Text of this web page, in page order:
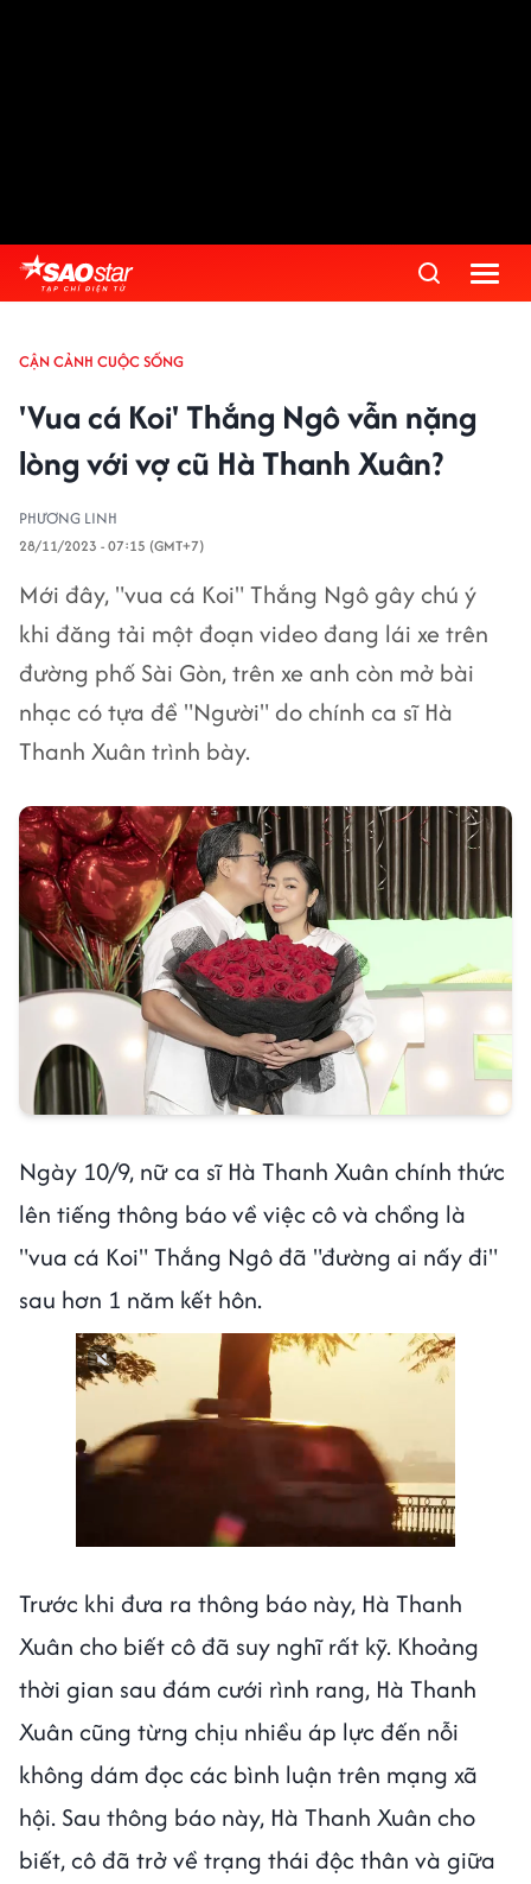
CẬN CẢNH CUỘC SỐNG
'Vua cá Koi' Thắng Ngô vẫn nặng
lòng với vợ cũ Hà Thanh Xuân?
PHƯƠNG LINH
28/11/2023 - 07:15 (GMT+7)
Mới đây, "vua cá Koi" Thắng Ngô gây chú ý
khi đăng tải một đoạn video đang lái xe trên
đường phố Sài Gòn, trên xe anh còn mở bài
nhạc có tựa đề "Người" do chính ca sĩ Hà
Thanh Xuân trình bày.
Ngày 10/9, nữ ca sĩ Hà Thanh Xuân chính thức
lên tiếng thông báo về việc cô và chồng là
"vua cá Koi" Thắng Ngô đã "đường ai nấy đi"
sau hơn 1 năm kết hôn.
Trước khi đưa ra thông báo này, Hà Thanh
Xuân cho biết cô đã suy nghĩ rất kỹ. Khoảng
thời gian sau đám cưới rình rang, Hà Thanh
Xuân cũng từng chịu nhiều áp lực đến nỗi
không dám đọc các bình luận trên mạng xã
hội. Sau thông báo này, Hà Thanh Xuân cho
biết, cô đã trở về trạng thái độc thân và giữa